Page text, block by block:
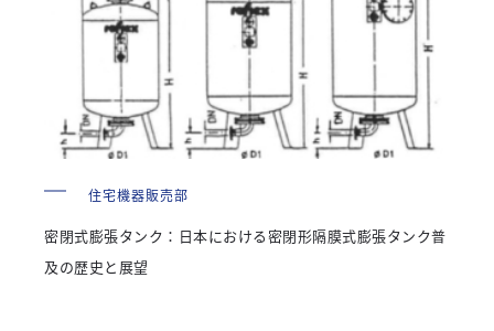
住宅機器販売部
密閉式膨張タンク：日本における密閉形隔膜式膨張タンク普
及の歴史と展望